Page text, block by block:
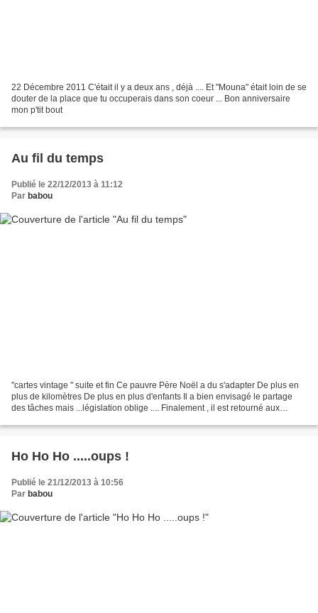
22 Décembre 2011 C'était il y a deux ans , déjà .... Et "Mouna" était loin de se
douter de la place que tu occuperais dans son coeur ... Bon anniversaire
mon p'tit bout
Au fil du temps
Publié le 22/12/2013 à 11:12
Par babou
"cartes vintage " suite et fin Ce pauvre Père Noël a du s'adapter De plus en
plus de kilomètres De plus en plus d'enfants Il a bien envisagé le partage
des tâches mais ...législation oblige .... Finalement , il est retourné aux
Ho Ho Ho .....oups !
Publié le 21/12/2013 à 10:56
Par babou